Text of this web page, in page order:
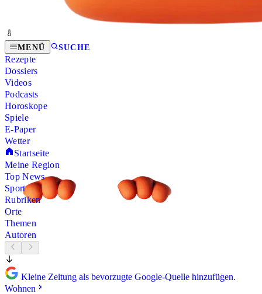
MENÜ SUCHE
Rezepte
Dossiers
Videos
Podcasts
Horoskope
Spiele
E-Paper
Wetter
Startseite
Meine Region
Top News
Sport
Rubriken
Orte
Themen
Autoren
Kleine Zeitung als bevorzugte Google-Quelle hinzufügen.
Wohnen